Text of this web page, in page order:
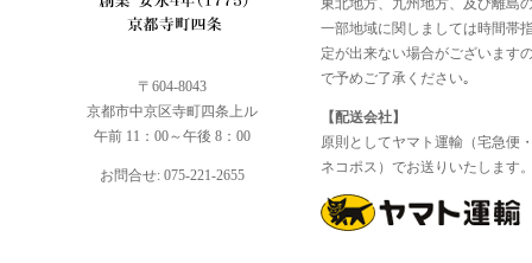
〒604-8043
京都市中京区寺町四条上ル
午前 11：00～午後 8：00
お問合せ: 075-221-2655
東北地方、九州地方、及び離島
一部地域に関しましては時間帯
定が出来ない場合がございます
で予めご了承ください｡
【配送会社】
原則としてヤマト運輸（宅急便
ネコポス）でお送りいたします